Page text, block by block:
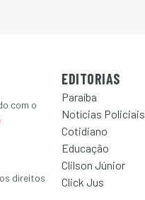
com o
direitos
EDITORIAS
Paraíba
Notícias Policiais
Cotidiano
Educação
Clilson Júnior
Click Jus